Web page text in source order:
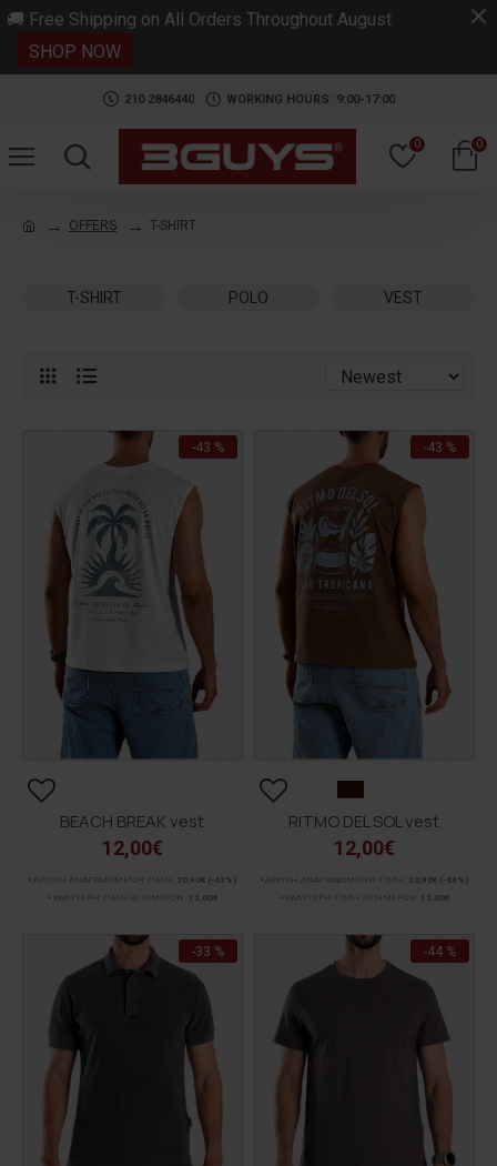
🚚 Free Shipping on All Orders Throughout August
SHOP NOW
210 2846440 WORKING HOURS: 9:00-17:00
0 0
OFFERS T-SHIRT
T-SHIRT POLO VEST
-43 %
BEACH BREAK vest
12,00€
ΑΡΧΙΚΗ ΑΝΑΓΡΑΦΟΜΕΝΗ ΤΙΜΗ: 20,90€ (-43%)
ΚΑΛΥΤΕΡΗ ΤΙΜΗ 30 ΗΜΕΡΩΝ:
12,00€
-43 %
RITMO DEL SOL vest
12,00€
ΑΡΧΙΚΗ ΑΝΑΓΡΑΦΟΜΕΝΗ ΤΙΜΗ: 20,90€ (-43%)
ΚΑΛΥΤΕΡΗ ΤΙΜΗ 30 ΗΜΕΡΩΝ:
12,00€
-33 % -44 %